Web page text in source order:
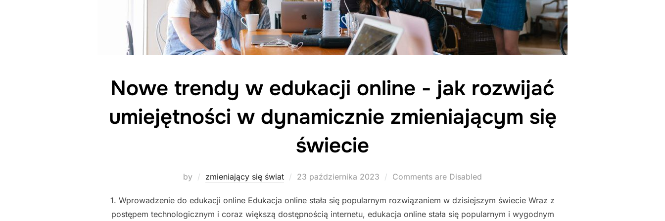
Nowe trendy w edukacji online - jak rozwijać
umiejętności w dynamicznie zmieniającym się
świecie
by zmieniający się świat
Posted
23 października 2023 Comments are Disabled
1. Wprowadzenie do edukacji online Edukacja online stała się popularnym rozwiązaniem w dzisiejszym świecie Wraz z
postępem technologicznym i coraz większą dostępnością internetu, edukacja online stała się popularnym i wygodnym